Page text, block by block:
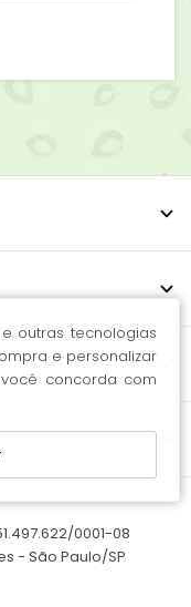
outras tecnologias
e personalizar
concorda com
0001-08
- São Paulo/SP